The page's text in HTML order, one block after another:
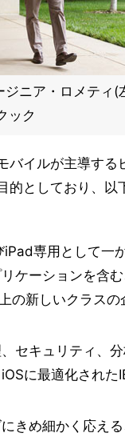
ジニア・ロメティ
ック
バイルが主導する
的としており、以
専用として一
ケーションを含
の新しいクラスの
セキュリティ、
に最適化された
きめ細かく応え